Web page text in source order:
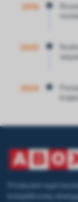
2016
2020
2024
Producent myjni
kompleksową